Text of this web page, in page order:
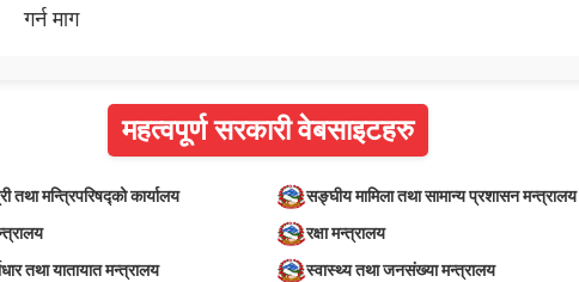
गर्न माग
महत्वपूर्ण सरकारी वेबसाइटहरु
तथा मन्त्रिपरिषद्को कार्यालय सङ्घीय मामिला तथा सामान्य प्रशासन मन्त्रालय
रक्षा मन्त्रालय
तथा यातायात मन्त्रालय स्वास्थ्य तथा जनसंख्या मन्त्रालय